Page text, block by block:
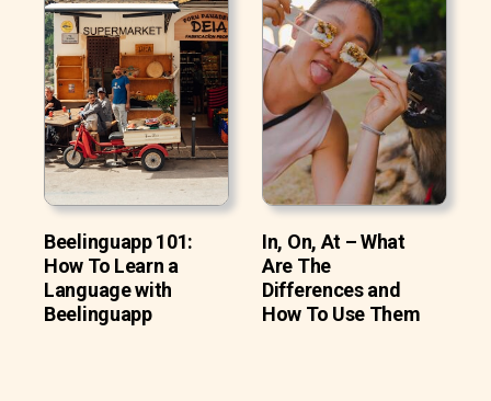
Beelinguapp 101:
How To Learn a
Language with
Beelinguapp
In, On, At – What
Are The
Differences and
How To Use Them